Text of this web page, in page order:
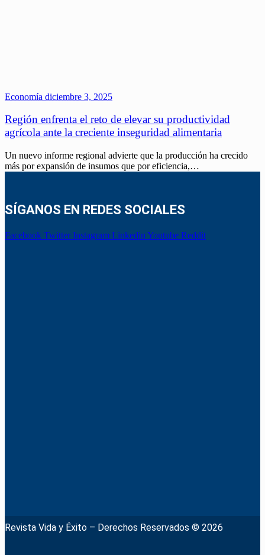
Economía diciembre 3, 2025
Región enfrenta el reto de elevar su productividad
agrícola ante la creciente inseguridad alimentaria
Un nuevo informe regional advierte que la producción ha crecido
más por expansión de insumos que por eficiencia,…
SÍGANOS EN REDES SOCIALES
Facebook Twitter Instagram Linkedin Youtube Reddit
Revista Vida y Éxito – Derechos Reservados © 2026